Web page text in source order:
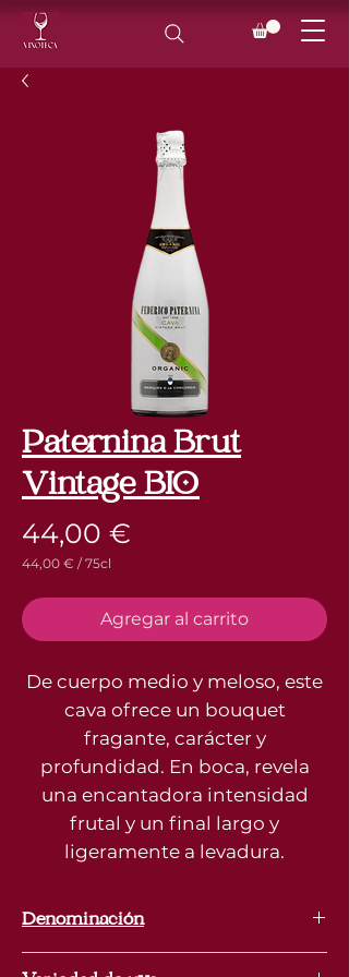
Paternina Brut
Vintage BIO
44,00 €
44,00 € /75cl
por
75
Centilitros
Agregar al carrito
De cuerpo medio y meloso, este
cava ofrece un bouquet
fragante, carácter y
profundidad. En boca, revela
una encantadora intensidad
frutal y un final largo y
ligeramente a levadura.
Denominación